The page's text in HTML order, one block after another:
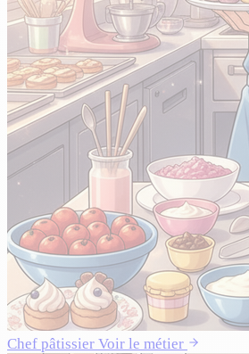
Chef pâtissier Voir le métier